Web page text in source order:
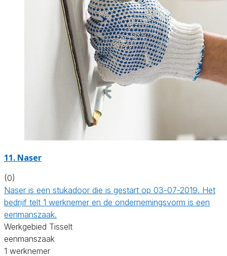
11. Naser
(0)
Naser is een stukadoor die is gestart op 03-07-2019. Het
bedrijf telt 1 werknemer en de ondernemingsvorm is een
eenmanszaak.
Werkgebied Tisselt
eenmanszaak
1 werknemer